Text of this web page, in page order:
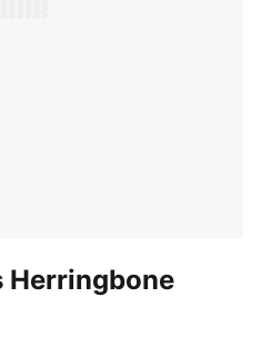
Herringbone